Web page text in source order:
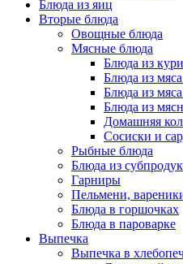
Блюда из яиц
Вторые блюда
Овощные блюда
Мясные блюда
Блюда из
Блюда из
Блюда из
Блюда из
Домашняя
Сосиски и
Рыбные блюда
Блюда из
Гарниры
Пельмени,
Блюда в горшочках
Блюда в пароварке
Выпечка
Выпечка в